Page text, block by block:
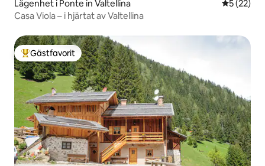
Lägenhet i Ponte in Valtellina 5 av 5 i
5 (22)
Casa Viola – i hjärtat av Valtellina
Populär gästfavorit
Gästfavorit